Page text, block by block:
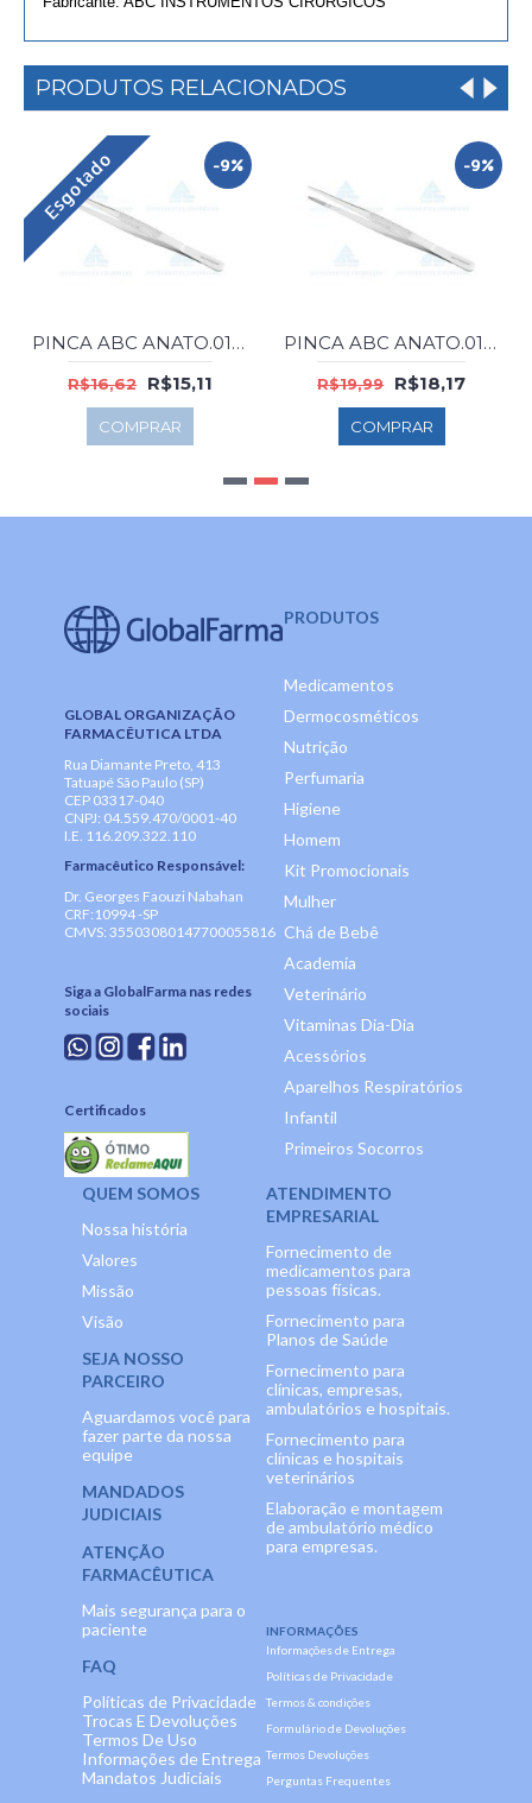
PRODUTOS RELACIONADOS
-9%
Esgotado
PINCA ABC ANATO.0171 DISSECCAO 14CM
R$16,62 R$15,11
COMPRAR
-9%
PINCA ABC ANATO.0172 DISSECCAO 16CM
R$19,99 R$18,17
COMPRAR
GLOBAL ORGANIZAÇÃO
FARMACÊUTICA LTDA
Rua Diamante Preto, 413
Tatuapé São Paulo (SP)
CEP 03317-040
CNPJ: 04.559.470/0001-40
I.E. 116.209.322.110
Farmacêutico Responsável:
Dr. Georges Faouzi Nabahan
CRF:10994 -SP
CMVS: 35503080147700055816
Siga a GlobalFarma nas redes
sociais
Certificados
PRODUTOS
Medicamentos
Dermocosméticos
Nutrição
Perfumaria
Higiene
Homem
Kit Promocionais
Mulher
Chá de Bebê
Academia
Veterinário
Vitaminas Dia-Dia
Acessórios
Aparelhos Respiratórios
Infantil
Primeiros Socorros
QUEM SOMOS
Nossa história
Valores
Missão
Visão
SEJA NOSSO
PARCEIRO
Aguardamos você para
fazer parte da nossa
equipe
MANDADOS
JUDICIAIS
ATENÇÃO
FARMACÊUTICA
Mais segurança para o
paciente
FAQ
Políticas de Privacidade
Trocas E Devoluções
Termos De Uso
Informações de Entrega
Mandatos Judiciais
ATENDIMENTO
EMPRESARIAL
Fornecimento de
medicamentos para
pessoas físicas.
Fornecimento para
Planos de Saúde
Fornecimento para
clínicas, empresas,
ambulatórios e hospitais.
Fornecimento para
clínicas e hospitais
veterinários
Elaboração e montagem
de ambulatório médico
para empresas.
INFORMAÇÕES
Informações de Entrega
Políticas de Privacidade
Termos & condições
Formulário de Devoluções
Termos Devoluções
Perguntas Frequentes